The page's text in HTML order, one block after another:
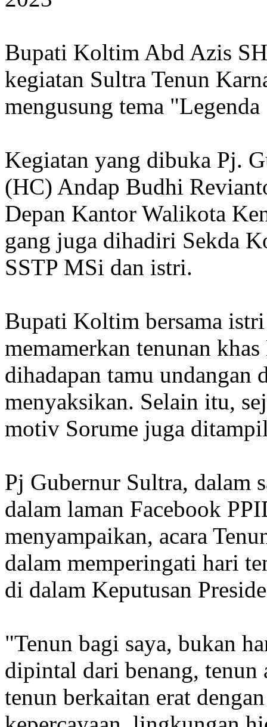
Bupati Koltim Abd Azis
kegiatan Sultra Tenun
mengusung tema
Kegiatan yang dibuka Pj.
(HC) Andap Budhi
Depan Kantor Walikota
gang juga dihadiri Sekda
SSTP MSi dan istri.
Bupati Koltim bersama
memamerkan tenunan
dihadapan tamu undangan
menyaksikan. Selain itu,
motiv Sorume juga
Pj Gubernur Sultra, dalam
dalam laman Facebook
menyampaikan, acara
dalam memperingati hari
di dalam Keputusan
"Tenun bagi saya, bukan
dipintal dari benang, tenun
tenun berkaitan erat